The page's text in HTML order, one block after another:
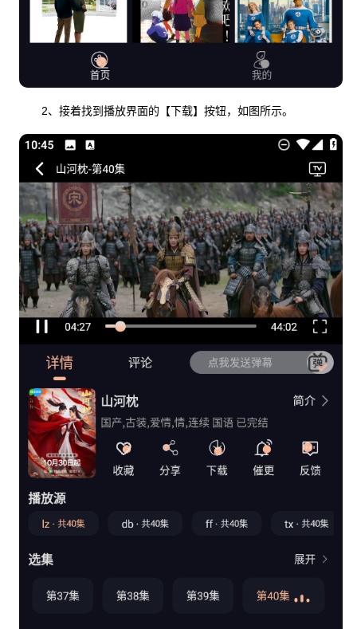
2、接着找到播放界面的【下载】按钮，如图所示。